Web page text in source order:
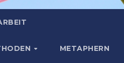
METAPHERN